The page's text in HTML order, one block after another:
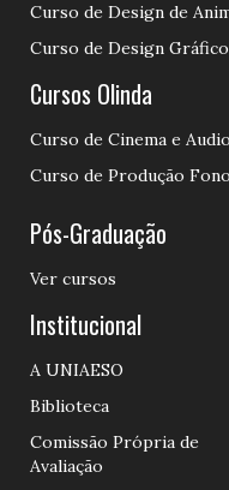
Curso de Design de
Curso de Design
Cursos Olinda
Curso de Cinema e
Curso de Produção
Pós-Graduação
Ver cursos
Institucional
A UNIAESO
Biblioteca
Comissão Própria de
Avaliação